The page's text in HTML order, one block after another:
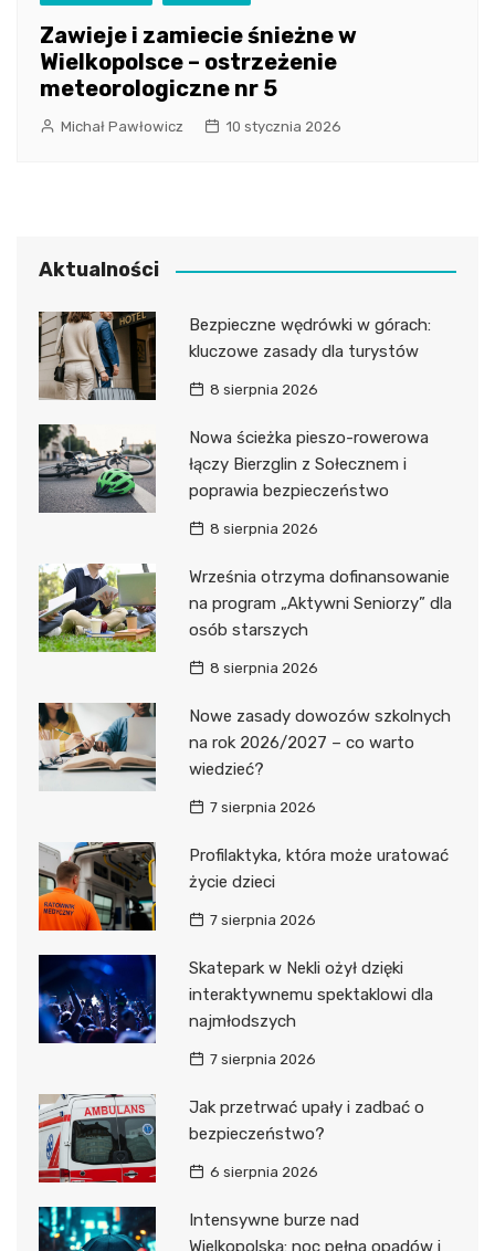
Zawieje i zamiecie śnieżne w
Wielkopolsce – ostrzeżenie
meteorologiczne nr 5
Michał Pawłowicz 10 stycznia 2026
Aktualności
Bezpieczne wędrówki w górach:
kluczowe zasady dla turystów
8 sierpnia 2026
Nowa ścieżka pieszo-rowerowa
łączy Bierzglin z Sołecznem i
poprawia bezpieczeństwo
8 sierpnia 2026
Września otrzyma dofinansowanie
na program „Aktywni Seniorzy” dla
osób starszych
8 sierpnia 2026
Nowe zasady dowozów szkolnych
na rok 2026/2027 – co warto
wiedzieć?
7 sierpnia 2026
Profilaktyka, która może uratować
życie dzieci
7 sierpnia 2026
Skatepark w Nekli ożył dzięki
interaktywnemu spektaklowi dla
najmłodszych
7 sierpnia 2026
Jak przetrwać upały i zadbać o
bezpieczeństwo?
6 sierpnia 2026
Intensywne burze nad